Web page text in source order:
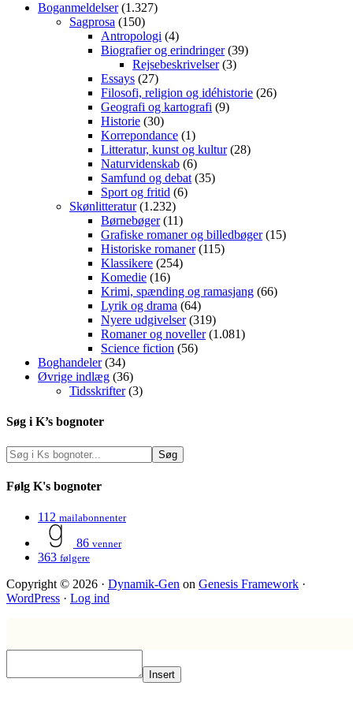
Boganmeldelser(1.327)
Sagprosa (150)
Antropologi (4)
Biografier og erindringer(39)
Rejsebeskrivelser(3)
Essays (27)
Filosofi, religion og idéhistorie (26)
Geografi og kartografi (9)
Historie (30)
Korrepondance (1)
Litteratur, kunst og kultur(28)
Naturvidenskab (6)
Samfund og debat (35)
Sport og fritid (6)
Skønlitteratur(1.232)
Børnebøger(11)
Grafiske romaner og billedbøger(15)
Historiske romaner(115)
Klassikere (254)
Komedie (16)
Krimi, spænding og ramasjang (66)
Lyrik og drama (64)
Nyere udgivelser(319)
Romaner og noveller(1.081)
Science fiction (56)
Boghandeler(34)
Øvrige indlæg (36)
Tidsskrifter(3)
Søg i K’s bognoter
Følg K's bognoter
112 mailabonnenter
86 venner
363 følgere
Copyright © 2026 · Dynamik-Gen on Genesis Framework ·
WordPress · Log ind
Insert